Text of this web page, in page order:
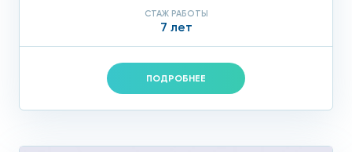
СТАЖ РАБОТЫ
7 лет
ПОДРОБНЕЕ